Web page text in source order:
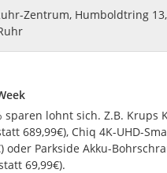
Zentrum, Humboldtring
sparen lohnt sich. Z.B. Krups
689,99€), Chiq 4K-UHD-
oder Parkside Akku-
69,99€).